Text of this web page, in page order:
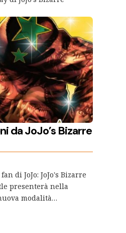
da JoJo’s Bizarre
di JoJo: JoJo's Bizarre
presenterà nella
modalità…